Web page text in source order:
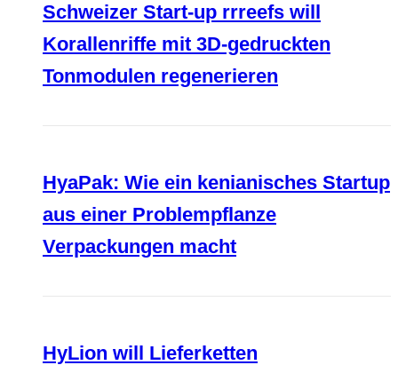
Schweizer Start-up rrreefs will
Korallenriffe mit 3D-gedruckten
Tonmodulen regenerieren
HyaPak: Wie ein kenianisches Startup
aus einer Problempflanze
Verpackungen macht
HyLion will Lieferketten